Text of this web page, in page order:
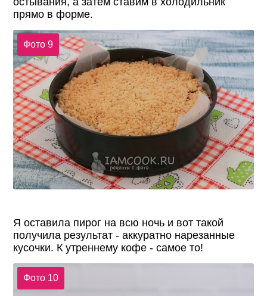
прямо в форме.
Фото 9
Я оставила пирог на всю ночь и вот такой
получила результат - аккуратно нарезанные
кусочки. К утреннему кофе - самое то!
Фото 10